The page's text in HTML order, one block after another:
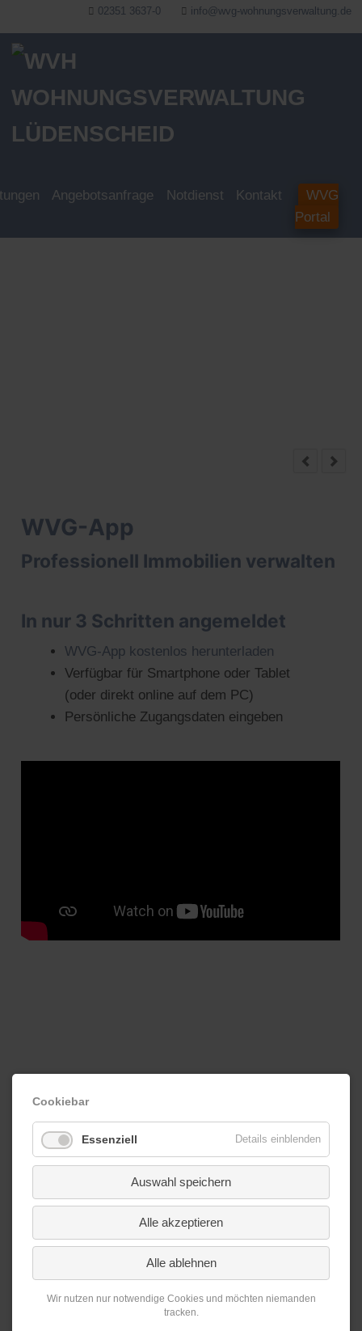
02351 3637-0 info@wvg-wohnungsverwaltung.de
Angebotsanfrage Notdienst Kontakt
WVG
Portal
WVG-App
Professionell Immobilien verwalten
In nur 3 Schritten angemeldet
WVG-App kostenlos herunterladen
Verfügbar für Smartphone oder Tablet
(oder direkt online auf dem PC)
Persönliche Zugangsdaten eingeben
Cookiebar
Essenziell Details einblenden
Auswahl speichern
Alle akzeptieren
Alle ablehnen
Wir nutzen nur notwendige Cookies und möchten niemanden
tracken.